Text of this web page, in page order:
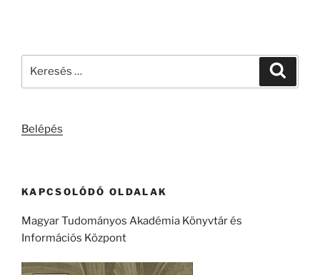
Belépés
KAPCSOLÓDÓ OLDALAK
Magyar Tudományos Akadémia Könyvtár és
Információs Központ